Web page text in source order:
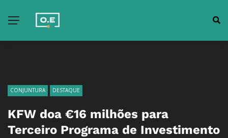
CONJUNTURA DESTAQUE
KFW doa €16 milhões para
Terceiro Programa de Investimento